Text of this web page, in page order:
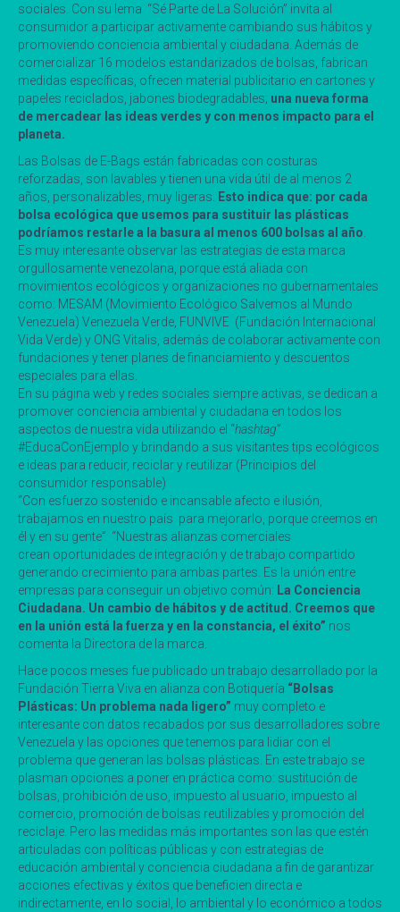
sociales. Con su lema “Sé Parte de La Solución” invita al
consumidor a participar activamente cambiando sus hábitos y
promoviendo conciencia ambiental y ciudadana. Además de
comercializar 16 modelos estandarizados de bolsas, fabrican
medidas específicas, ofrecen material publicitario en cartones y
papeles reciclados, jabones biodegradables; una nueva forma
de mercadear las ideas verdes y con menos impacto para el
planeta.
Las Bolsas de E-Bags están fabricadas con costuras
reforzadas, son lavables y tienen una vida útil de al menos 2
años, personalizables, muy ligeras. Esto indica que: por cada
bolsa ecológica que usemos para sustituir las plásticas
podríamos restarle a la basura al menos 600 bolsas al año.
Es muy interesante observar las estrategias de esta marca
orgullosamente venezolana, porque está aliada con
movimientos ecológicos y organizaciones no gubernamentales
como: MESAM (Movimiento Ecológico Salvemos al Mundo
Venezuela) Venezuela Verde, FUNVIVE (Fundación Internacional
Vida Verde) y ONG Vitalis, además de colaborar activamente con
fundaciones y tener planes de financiamiento y descuentos
especiales para ellas.
En su página web y redes sociales siempre activas, se dedican a
promover conciencia ambiental y ciudadana en todos los
aspectos de nuestra vida utilizando el “hashtag”
#EducaConEjemplo y brindando a sus visitantes tips ecológicos
e ideas para reducir, reciclar y reutilizar (Principios del
consumidor responsable)
“Con esfuerzo sostenido e incansable afecto e ilusión,
trabajamos en nuestro país para mejorarlo, porque creemos en
él y en su gente” “Nuestras alianzas comerciales
crean oportunidades de integración y de trabajo compartido
generando crecimiento para ambas partes. Es la unión entre
empresas para conseguir un objetivo común: La Conciencia
Ciudadana. Un cambio de hábitos y de actitud. Creemos que
en la unión está la fuerza y en la constancia, el éxito” nos
comenta la Directora de la marca.
Hace pocos meses fue publicado un trabajo desarrollado por la
Fundación Tierra Viva en alianza con Botiquería “Bolsas
Plásticas: Un problema nada ligero” muy completo e
interesante con datos recabados por sus desarrolladores sobre
Venezuela y las opciones que tenemos para lidiar con el
problema que generan las bolsas plásticas. En este trabajo se
plasman opciones a poner en práctica como: sustitución de
bolsas, prohibición de uso, impuesto al usuario, impuesto al
comercio, promoción de bolsas reutilizables y promoción del
reciclaje. Pero las medidas más importantes son las que estén
articuladas con políticas públicas y con estrategias de
educación ambiental y conciencia ciudadana a fin de garantizar
acciones efectivas y éxitos que beneficien directa e
indirectamente, en lo social, lo ambiental y lo económico a todos